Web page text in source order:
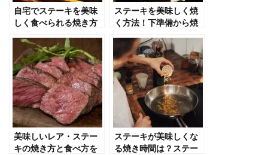
自宅でステーキを美味
しく食べられる焼き方
ステーキを美味しく焼
く方法！下準備から焼
しく紹介！
美味しいレア・ステー
キの焼き方と食べ方を
ステーキが美味しくな
る焼き時間は？ステー